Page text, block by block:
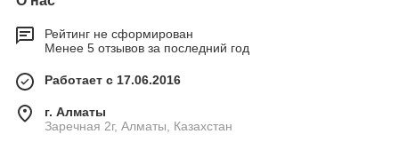
Рейтинг не сформирован
Менее 5 отзывов за последний год
Работает с 17.06.2016
г. Алматы
Заречная 2г, Алматы, Казахстан